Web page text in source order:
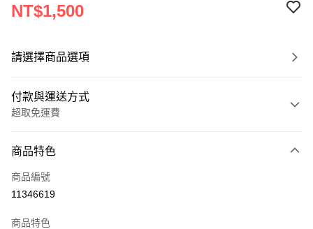
NT$1,500
請選擇商品選項
付款與運送方式
超取免運費
信用卡一次付款
超商取貨付款
商品特色
商品編號
11346619
商品特色